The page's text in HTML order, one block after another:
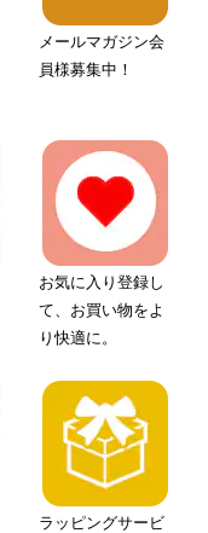
メールマガジン会
員様募集中！
お気に入り登録し
て、お買い物をよ
り快適に。
ラッピングサービ